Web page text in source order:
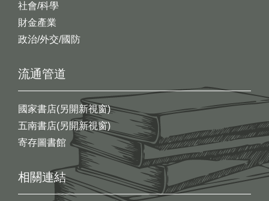
社會/科學
財金產業
政治/外交/國防
流通管道
國家書店(另開新視窗)
五南書店(另開新視窗)
寄存圖書館
相關連結